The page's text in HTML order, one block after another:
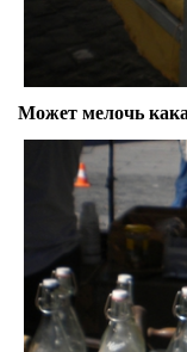
Может мелочь